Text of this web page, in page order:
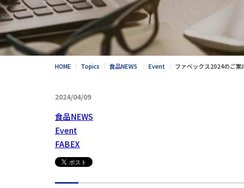
これからのNOSAWA
総合カタログ
競走馬輸送・家畜輸入
野澤北海道農場
総合カタログ
お問合せ
繊維NEWS
新卒エントリー
キャリア採用エントリー
HOME Topics 食品NEWS Event ファベックス2024のご案
2024/04/09
食品NEWS
Event
FABEX